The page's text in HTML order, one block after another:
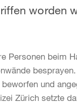
worden
Personen beim
und
Zürich setzte